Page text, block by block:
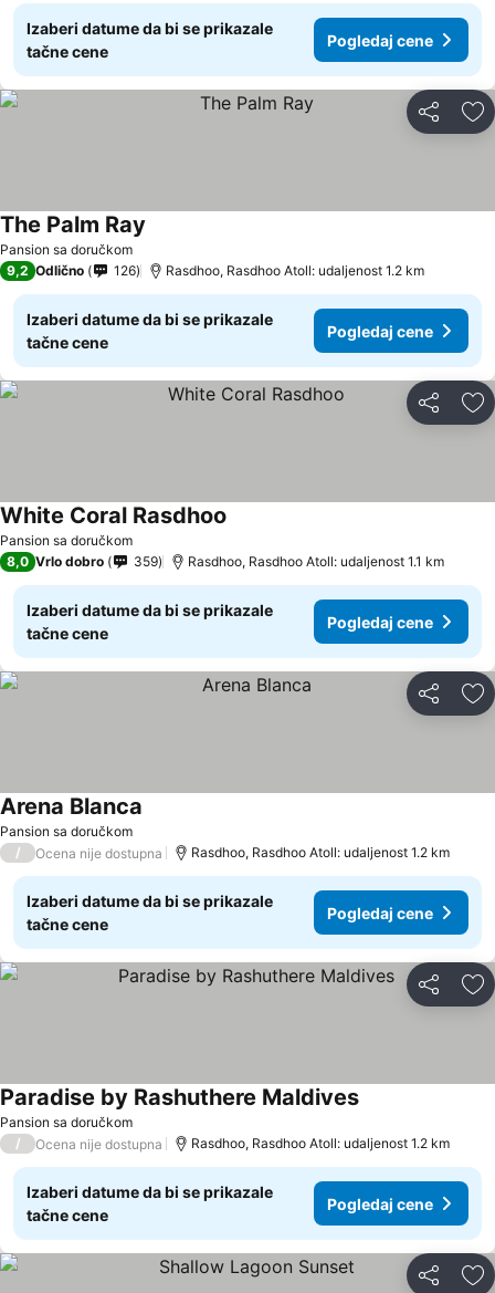
Izaberi datume da bi se prikazale
tačne cene
Pogledaj cene
Deli
Pansion sa doručkom
The Palm Ray
9,2 Odlično 126 Rasdhoo, Rasdhoo Atoll: udaljenost 1.2 km
Izaberi datume da bi se prikazale
tačne cene
Pogledaj cene
Deli
Pansion sa doručkom
White Coral Rasdhoo
8,0 Vrlo dobro 359 Rasdhoo, Rasdhoo Atoll: udaljenost 1.1 km
Izaberi datume da bi se prikazale
tačne cene
Pogledaj cene
Deli
Pansion sa doručkom
Arena Blanca
/ Ocena nije dostupna Rasdhoo, Rasdhoo Atoll: udaljenost 1.2 km
Izaberi datume da bi se prikazale
tačne cene
Pogledaj cene
Deli
Pansion sa doručkom
Paradise by Rashuthere Maldives
/ Ocena nije dostupna Rasdhoo, Rasdhoo Atoll: udaljenost 1.2 km
Izaberi datume da bi se prikazale
tačne cene
Pogledaj cene
Deli